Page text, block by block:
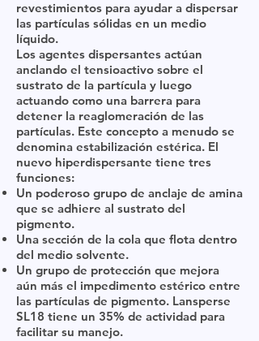
revestimientos para ayudar a dispersar
las partículas sólidas en un medio
líquido.
Los agentes dispersantes actúan
anclando el tensioactivo sobre el
sustrato de la partícula y luego
actuando como una barrera para
detener la reaglomeración de las
partículas. Este concepto a menudo se
denomina estabilización estérica. El
nuevo hiperdispersante tiene tres
funciones:
Un poderoso grupo de anclaje de amina
que se adhiere al sustrato del
pigmento.
Una sección de la cola que flota dentro
del medio solvente.
Un grupo de protección que mejora
aún más el impedimento estérico entre
las partículas de pigmento. Lansperse
SL18 tiene un 35% de actividad para
facilitar su manejo.